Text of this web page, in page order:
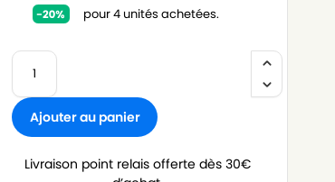
pour 4 unités achetées.
Ajouter au panier
Livraison point relais offerte dès 30€